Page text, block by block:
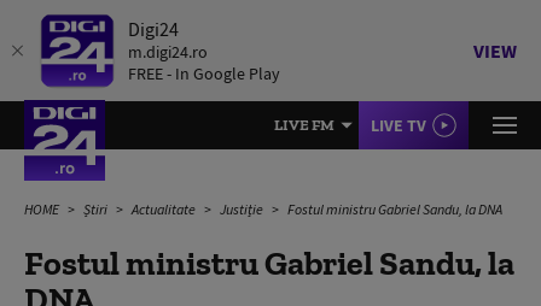
Digi24
m.digi24.ro
FREE - In Google Play
VIEW
LIVE FM LIVE TV
HOME Știri Actualitate Justiție Fostul ministru Gabriel Sandu, la DNA
Fostul ministru Gabriel Sandu, la